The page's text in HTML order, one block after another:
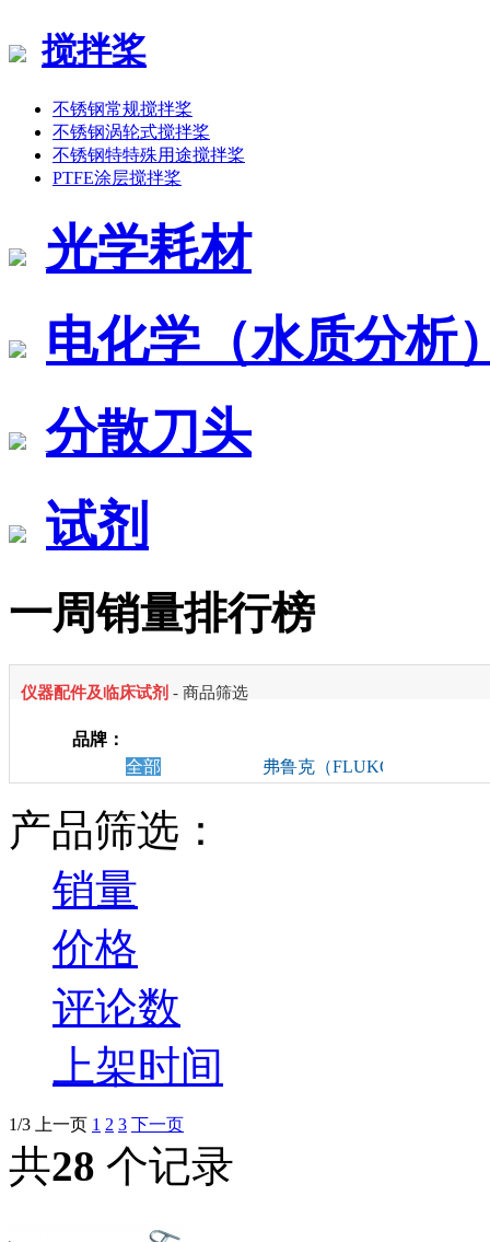
搅拌桨
不锈钢常规搅拌桨
不锈钢涡轮式搅拌桨
不锈钢特特殊用途搅拌桨
PTFE涂层搅拌桨
光学耗材
电化学（水质分析
分散刀头
试剂
一周销量排行榜
仪器配件及临床试剂 - 商品筛选
品牌：
全部
弗鲁克（FLUKO）
产品筛选：
销量
价格
评论数
上架时间
1/3 上一页 1 2 3 下一页
共28 个记录